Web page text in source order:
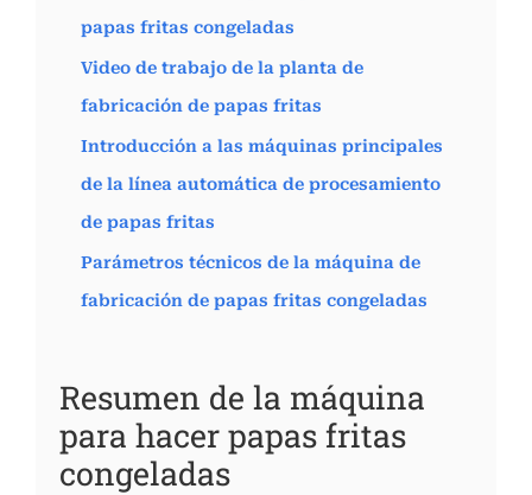
papas fritas congeladas
Video de trabajo de la planta de
fabricación de papas fritas
Introducción a las máquinas principales
de la línea automática de procesamiento
de papas fritas
Parámetros técnicos de la máquina de
fabricación de papas fritas congeladas
Resumen de la máquina
para hacer papas fritas
congeladas